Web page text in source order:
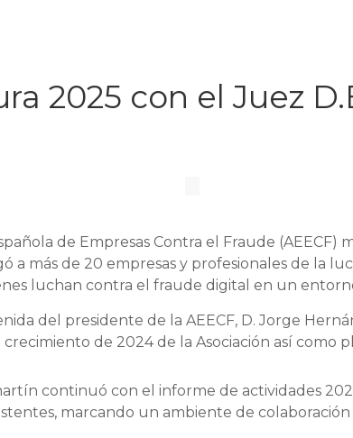
2025 con el Juez
de Empresas Contra el Fraude (AEECF)
a más de 20 empresas y profesionales de la
luchan contra el fraude digital en un
del presidente de la AEECF, D. Jorge
de 2024 de la Asociación así como
continuó con el informe de actividades
marcando un ambiente de